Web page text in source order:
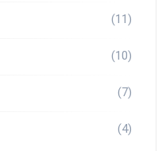
(11)
(10)
(7)
(4)